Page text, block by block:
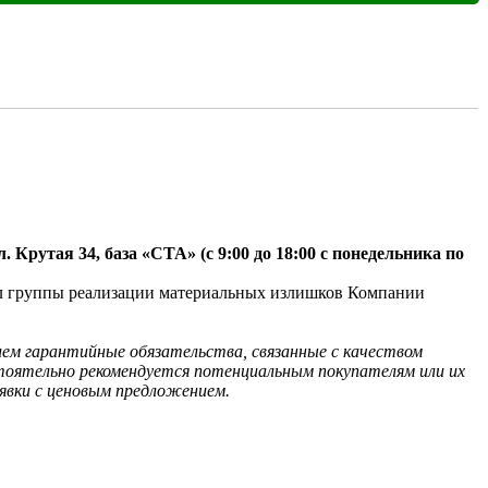
Крутая 34, база «СТА» (с 9:00 до 18:00 с понедельника по
группы реализации материальных излишков Компании
гарантийные обязательства, связанные с качеством
рекомендуется потенциальным покупателям или их
с ценовым предложением.